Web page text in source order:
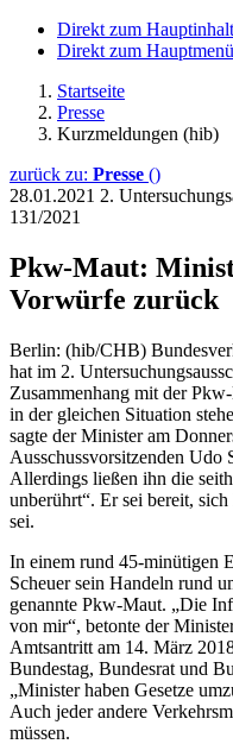
Direkt zum
Direkt zum
Startseite
Presse
Kurzmeldungen (hib)
zurück zu: Presse ()
28.01.2021 2.
131/2021
Pkw-Maut:
Vorwürfe zurück
Berlin: (hib/CHB)
hat im 2.
Zusammenhang mit der
in der gleichen Situation
sagte der Minister am
Ausschussvorsitzenden Udo
Allerdings ließen ihn die
unberührt“. Er sei bereit,
sei.
In einem rund 45-minütigen
Scheuer sein Handeln rund
genannte Pkw-Maut. „Die
von mir“, betonte der
Amtsantritt am 14. März
Bundestag, Bundesrat und
„Minister haben Gesetze
Auch jeder andere
müssen.